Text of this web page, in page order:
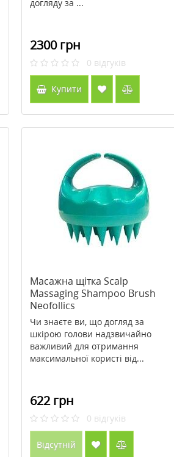
догляду за ...
2300 грн
0 відгуків
Купити
Масажна щітка Scalp
Massaging Shampoo Brush
Neofollics
Чи знаєте ви, що догляд за
шкірою голови надзвичайно
важливий для отримання
максимальної користі від...
622 грн
0 відгуків
Відсутній